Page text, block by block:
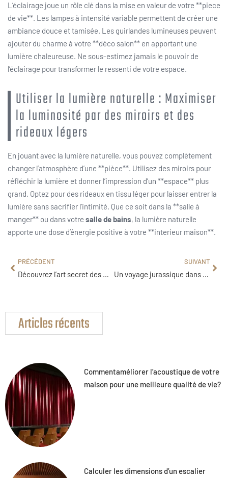
L’éclairage joue un rôle clé dans la mise en valeur de votre **piece
de vie**. Les lampes à intensité variable permettent de créer une
ambiance douce et tamisée. Les guirlandes lumineuses peuvent
ajouter du charme à votre **déco salon** en apportant une
lumière chaleureuse. Ne sous-estimez jamais le pouvoir de
l’éclairage pour transformer le ressenti de votre espace.
Utiliser la lumière naturelle : Maximiser
la luminosité par des miroirs et des
rideaux légers
En jouant avec la lumière naturelle, vous pouvez complètement
changer l’atmosphère d’une **pièce**. Utilisez des miroirs pour
réfléchir la lumière et donner l’impression d’un **espace** plus
grand. Optez pour des rideaux en tissu léger pour laisser entrer la
lumière sans sacrifier l’intimité. Que ce soit dans la **salle à
manger** ou dans votre salle de bains, la lumière naturelle
apporte une dose d’énergie positive à votre **interieur maison**.
PRÉCÉDENT
Découvrez l’art secret des menuisiers pour sublimer votre maison
SUIVANT
Un voyage jurassique dans la chambre de votre enfant avec du papier peint dinosaure
Articles récents
Commentaméliorer l’acoustique de votre
maison pour une meilleure qualité de vie?
Calculer les dimensions d’un escalier